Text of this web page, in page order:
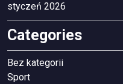
styczeń 2026
Categories
Bez kategorii
Sport